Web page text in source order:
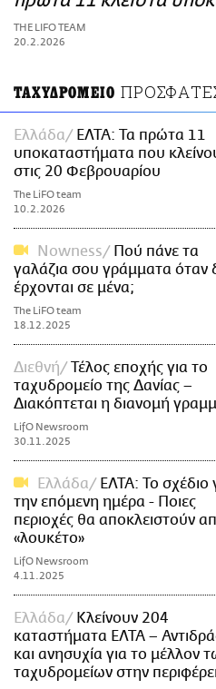
ΑΜΠΑ
PRINT
THE LIFO TEAM
20.2.2026
ΤΑΧΥΔΡΟΜΕΙΟ
Ελλάδα
ΕΛΤΑ: Τα πρώτα 11
υποκαταστήματα που
στις 20 Φεβρουαρίου
The LiFO team
10.2.2026
Nowness
Πού πάνε τα
γαλάζια σου γράμματα όταν
έρχονται σε μένα;
The LiFO team
18.12.2025
Διεθνή
Τέλος εποχής για το
ταχυδρομείο της Δανίας –
Διακόπτεται η διανομή
LifO Newsroom
30.11.2025
Ελλάδα
ΕΛΤΑ: Το σχέδιο
την επόμενη ημέρα - Ποιες
περιοχές θα αποκλειστούν
«λουκέτο»
LifO Newsroom
4.11.2025
Ελλάδα
Κλείνουν 204
καταστήματα ΕΛΤΑ –
και ανησυχία για το μέλλον
ταχυδρομείων στην